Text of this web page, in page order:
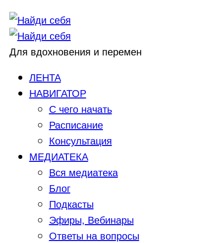
Для вдохновения и перемен
ЛЕНТА
НАВИГАТОР
С чего начать
Расписание
Консультация
МЕДИАТЕКА
Вся медиатека
Блог
Подкасты
Эфиры, Вебинары
Ответы на вопросы